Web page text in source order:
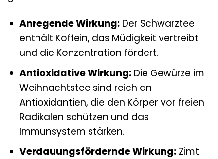
Anregende Wirkung:Der Schwarztee
enthält Koffein, das Müdigkeit vertreibt
und die Konzentration fördert.
Antioxidative Wirkung:Die Gewürze im
Weihnachtstee sind reich an
Antioxidantien, die den Körper vor freien
Radikalen schützen und das
Immunsystem stärken.
Verdauungsfördernde Wirkung:Zimt